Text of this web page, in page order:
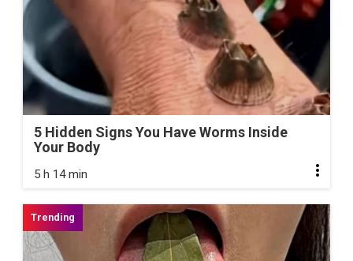
5 Hidden Signs You Have Worms Inside
Your Body
5 h 14 min